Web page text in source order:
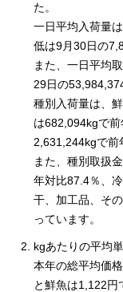
た。
一日平均入荷量
低は9月30日の
また、一日平均
29日の
種別入荷量は、
は682,094kgで
2,631,244kgで前
また、種別取扱
年対比87.4％、
干、加工品、そ
っています。
kgあたりの平均
本年の総平均価
と鮮魚は1,122円